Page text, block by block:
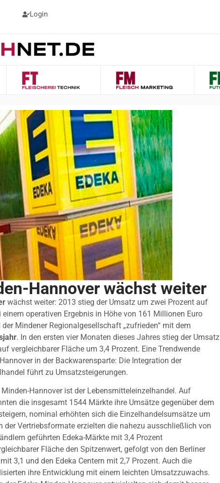
Login
Hannover wächst weiter
wächst weiter: 2013 stieg der Umsatz um zwei Prozent auf
einem operativen Ergebnis in Höhe von 161 Millionen Euro
Mindener Regionalgesellschaft „zufrieden“ mit dem
. In den ersten vier Monaten dieses Jahres stieg der Umsatz
vergleichbarer Fläche um 3,4 Prozent. Eine Trendwende
in der Backwarensparte: Die Integration der
führt zu Umsatzsteigerungen.
Hannover ist der Lebensmitteleinzelhandel. Auf
die insgesamt 1544 Märkte ihre Umsätze gegenüber dem
nominal erhöhten sich die Einzelhandelsumsätze um
der Vertriebsformate erzielten die nahezu ausschließlich von
geführten Edeka-Märkte mit 3,4 Prozent
Fläche den Spitzenwert, gefolgt von den Berliner
3,1 und den Edeka Centern mit 2,7 Prozent. Auch die
ihre Entwicklung mit einem leichten Umsatzzuwachs.